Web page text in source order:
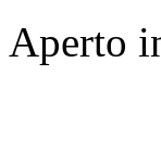
Aperto